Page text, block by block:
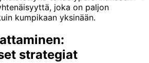
joka on paljon
kumpikaan yksinään.
strategiat